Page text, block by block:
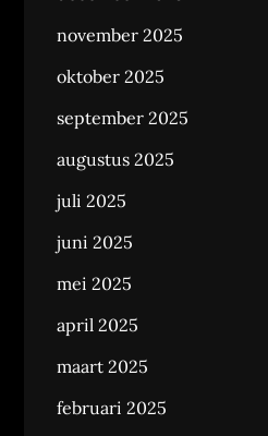
november 2025
oktober 2025
september 2025
augustus 2025
juli 2025
juni 2025
mei 2025
april 2025
maart 2025
februari 2025